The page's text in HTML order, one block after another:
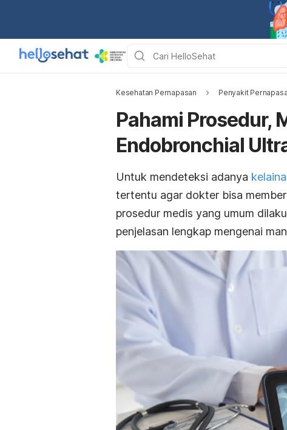
Kesehatan Pernapasan Penyakit
Pahami Prosedur,
Endobronchial
Untuk mendeteksi adanya
tertentu agar dokter bisa
prosedur medis yang umum
penjelasan lengkap mengenai